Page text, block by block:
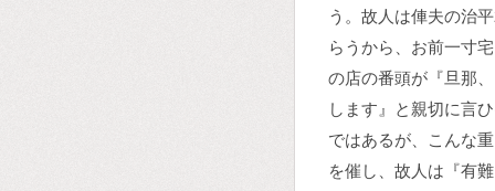
う。故人は俥夫の治
らうから、お前一寸
の店の番頭が『旦那
します』と親切に言
ではあるが、こんな
を催し、故人は『有